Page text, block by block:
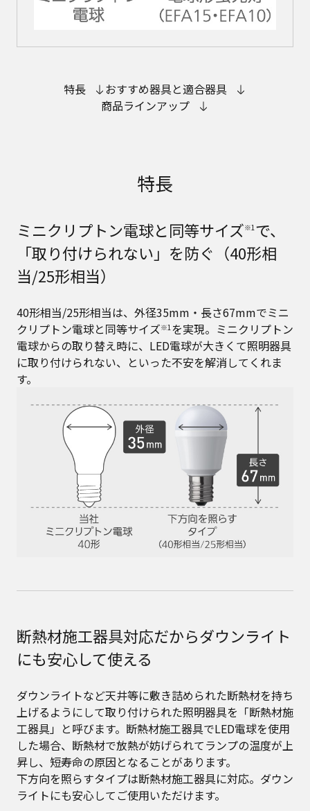
特長
おすすめ器具と適合器具
商品ラインアップ
特長
ミニクリプトン電球と同等サイズ※1で、
「取り付けられない」を防ぐ（40形相
当/25形相当）
40形相当/25形相当は、外径35mm・長さ67mmでミニ
クリプトン電球と同等サイズ※1を実現。ミニクリプトン
電球からの取り替え時に、LED電球が大きくて照明器具
に取り付けられない、といった不安を解消してくれま
す。
断熱材施工器具対応だからダウンライト
にも安心して使える
ダウンライトなど天井等に敷き詰められた断熱材を持ち
上げるようにして取り付けられた照明器具を「断熱材施
工器具」と呼びます。断熱材施工器具でLED電球を使用
した場合、断熱材で放熱が妨げられてランプの温度が上
昇し、短寿命の原因となることがあります。
下方向を照らすタイプは断熱材施工器具に対応。ダウン
ライトにも安心してご使用いただけます。